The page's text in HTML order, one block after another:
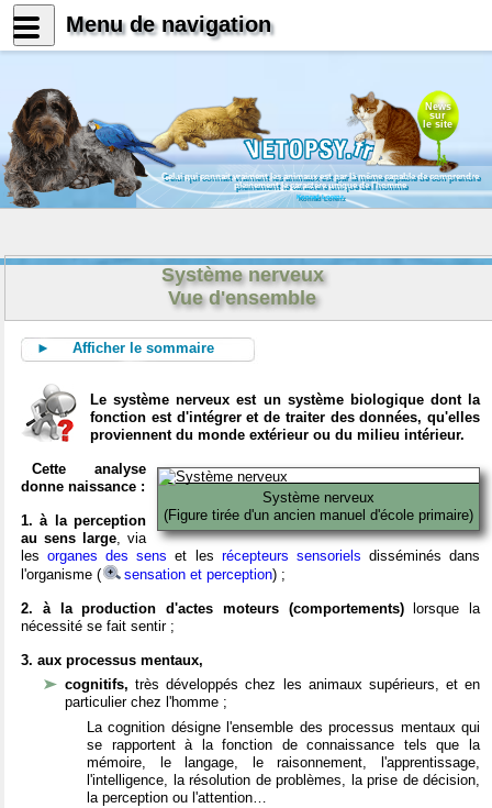
News
sur
le site
Celui qui connait vraiment les animaux est par là même capable de comprendre
pleinement le caractère unique de l'homme
Konrad Lorenz
Système nerveux
Vue d'ensemble
► Afficher le sommaire
Le système nerveux est un système biologique dont la
fonction est d'intégrer et de traiter des données, qu'elles
proviennent du monde extérieur ou du milieu intérieur.
Système nerveux
(Figure tirée d'un ancien manuel d'école primaire)
Cette analyse
donne naissance :
1. à la perception
au sens large, via
lesorganes des sens et les récepteurs sensoriels disséminés dans
l'organisme (
sensation et perception) ;
2. à la production d'actes moteurs (comportements)lorsque la
nécessité se fait sentir ;
3. aux processus mentaux,
cognitifs,très développés chez les animaux supérieurs, et en
particulier chez l'homme ;
La cognition désigne l'ensemble des processus mentaux qui
se rapportent à la fonction de connaissance tels que la
mémoire, le langage, le raisonnement, l'apprentissage,
l'intelligence, la résolution de problèmes, la prise de décision,
la perception ou l'attention…
Menu de navigation